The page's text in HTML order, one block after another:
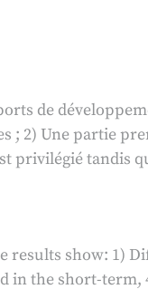
de
; 2) Une partie
privilégié tandis
show: 1)
in the short-term,